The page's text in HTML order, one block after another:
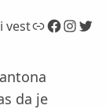
vestLink Facebook InstagramTwitter
da je